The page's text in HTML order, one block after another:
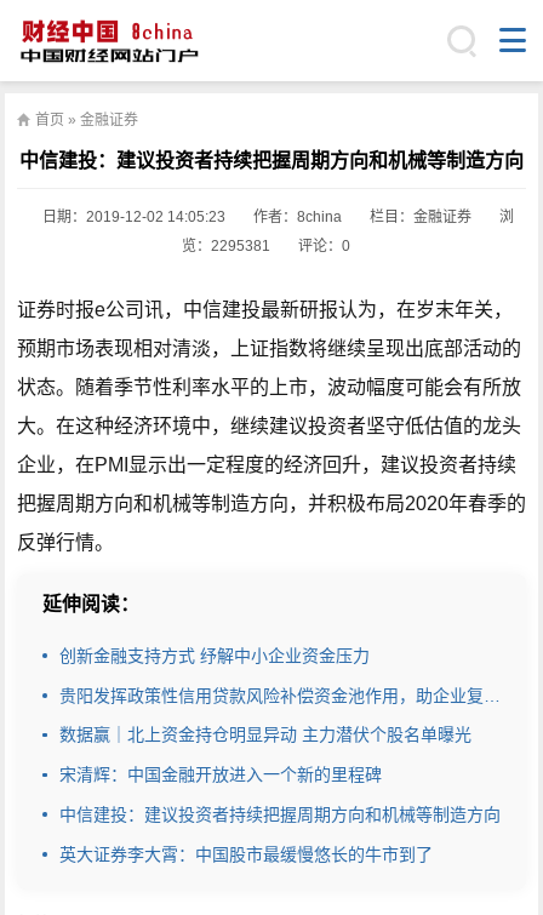
首页 » 金融证券
中信建投：建议投资者持续把握周期方向和机械等制造方向
日期： 2019-12-02 14:05:23 作者：8china 栏目： 金融证券
浏
览：2295381
评论：0
证券时报e公司讯，中信建投最新研报认为，在岁末年关，
预期市场表现相对清淡，上证指数将继续呈现出底部活动的
状态。随着季节性利率水平的上市，波动幅度可能会有所放
大。在这种经济环境中，继续建议投资者坚守低估值的龙头
企业，在PMI显示出一定程度的经济回升，建议投资者持续
把握周期方向和机械等制造方向，并积极布局2020年春季的
反弹行情。
延伸阅读：
创新金融支持方式 纾解中小企业资金压力
贵阳发挥政策性信用贷款风险补偿资金池作用，助企业复工战“疫”
数据赢｜北上资金持仓明显异动 主力潜伏个股名单曝光
宋清辉：中国金融开放进入一个新的里程碑
中信建投：建议投资者持续把握周期方向和机械等制造方向
英大证券李大霄：中国股市最缓慢悠长的牛市到了